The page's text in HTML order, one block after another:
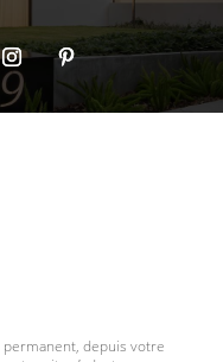
depuis votre